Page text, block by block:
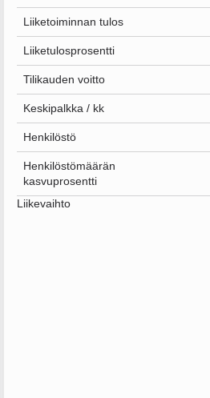
Liiketoiminnan tulos
Liiketulosprosentti
Tilikauden voitto
Keskipalkka / kk
Henkilöstö
Henkilöstömäärän
kasvuprosentti
Liikevaihto